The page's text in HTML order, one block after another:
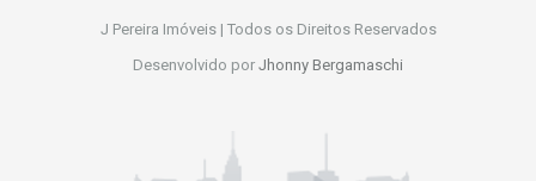
J Pereira Imóveis | Todos os Direitos Reservados
Desenvolvido por Jhonny Bergamaschi